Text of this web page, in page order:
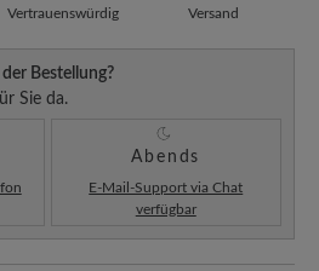
Vertrauenswürdig
Versand
Bestellung?
Sie da.
Abends
E-Mail-Support via Chat
verfügbar